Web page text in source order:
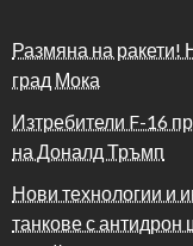
Размяна на ракети!
град Мока
Изтребители F-16
на Доналд Тръмп
Нови технологии и
танкове с антидрон